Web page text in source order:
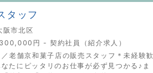
タッフ
市北区
円 - 契約社員（紹介求人）
／老舗京和菓子店の販売スタッフ＊未経験歓
たにピッタリのお仕事が必ず見つかる♪ま